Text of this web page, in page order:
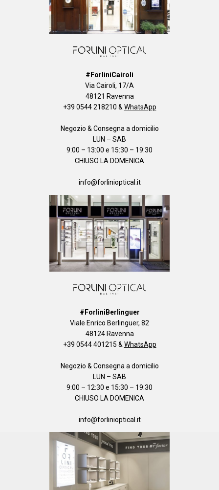
#ForliniCairoli
Via Cairoli, 17/A
48121 Ravenna
+39 0544 218210 & WhatsApp
Negozio & Consegna a domicilio
LUN – SAB
9:00 – 13:00 e 15:30 – 19:30
CHIUSO LA DOMENICA
info@forlinioptical.it
#ForliniBerlinguer
Viale Enrico Berlinguer, 82
48124 Ravenna
+39 0544 401215 & WhatsApp
Negozio & Consegna a domicilio
LUN – SAB
9:00 – 12:30 e 15:30 – 19:30
CHIUSO LA DOMENICA
info@forlinioptical.it